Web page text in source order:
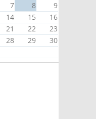
7 8
9
14 15
16
21 22
23
28 29
30